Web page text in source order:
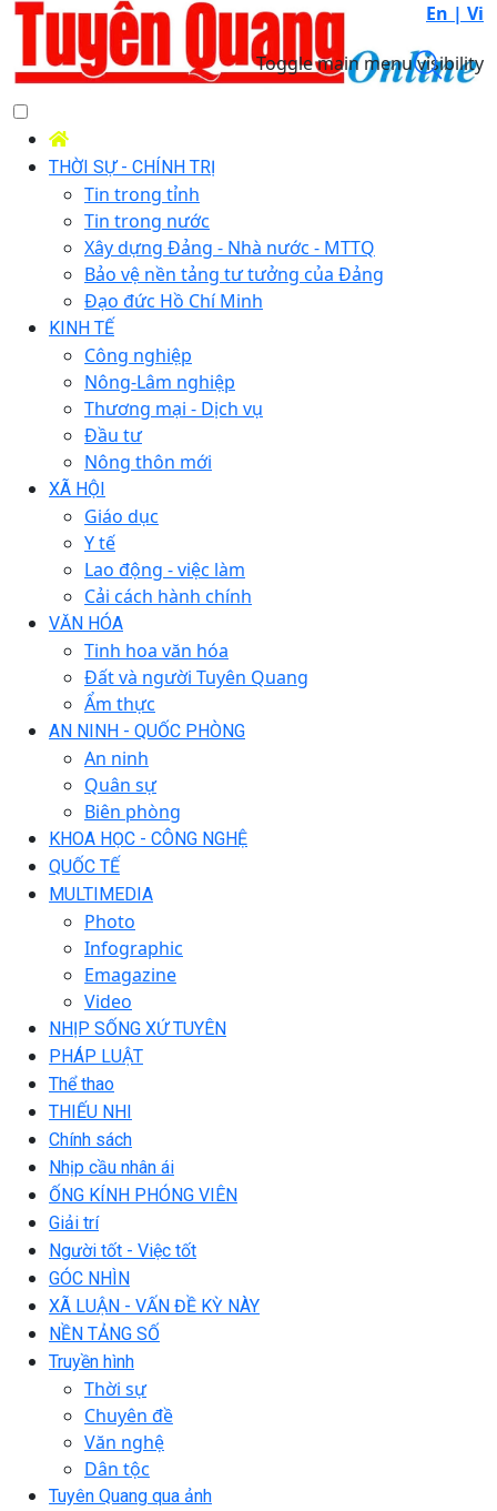
En | Vi
Toggle main menu visibility
THỜI SỰ - CHÍNH TRỊ
Tin trong tỉnh
Tin trong nước
Xây dựng Đảng - Nhà nước - MTTQ
Bảo vệ nền tảng tư tưởng của Đảng
Đạo đức Hồ Chí Minh
KINH TẾ
Công nghiệp
Nông-Lâm nghiệp
Thương mại - Dịch vụ
Đầu tư
Nông thôn mới
XÃ HỘI
Giáo dục
Y tế
Lao động - việc làm
Cải cách hành chính
VĂN HÓA
Tinh hoa văn hóa
Đất và người Tuyên Quang
Ẩm thực
AN NINH - QUỐC PHÒNG
An ninh
Quân sự
Biên phòng
KHOA HỌC - CÔNG NGHỆ
QUỐC TẾ
MULTIMEDIA
Photo
Infographic
Emagazine
Video
NHỊP SỐNG XỨ TUYÊN
PHÁP LUẬT
Thể thao
THIẾU NHI
Chính sách
Nhịp cầu nhân ái
ỐNG KÍNH PHÓNG VIÊN
Giải trí
Người tốt - Việc tốt
GÓC NHÌN
XÃ LUẬN - VẤN ĐỀ KỲ NÀY
NỀN TẢNG SỐ
Truyền hình
Thời sự
Chuyên đề
Văn nghệ
Dân tộc
Tuyên Quang qua ảnh